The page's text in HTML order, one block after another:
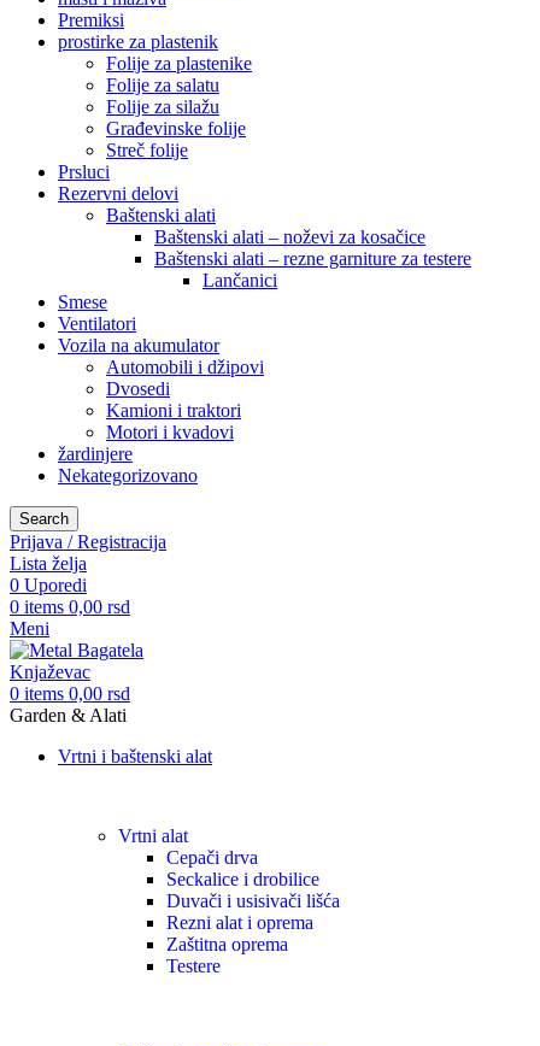
Premiksi
prostirke za plastenik
Folije za plastenike
Folije za salatu
Folije za silažu
Građevinske folije
Streč folije
Prsluci
Rezervni delovi
Baštenski alati
Baštenski alati – noževi za kosačice
Baštenski alati – rezne garniture za testere
Lančanici
Smese
Ventilatori
Vozila na akumulator
Automobili i džipovi
Dvosedi
Kamioni i traktori
Motori i kvadovi
žardinjere
Nekategorizovano
Search
Prijava / Registracija
Lista želja
0 Uporedi
0 items 0,00 rsd
Meni
0 items 0,00 rsd
Garden & Alati
Vrtni i baštenski alat
Vrtni alat
Cepači drva
Seckalice i drobilice
Duvači i usisivači lišća
Rezni alat i oprema
Zaštitna oprema
Testere